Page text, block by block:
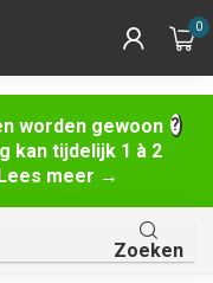
worden gewoon
kan tijdelijk 1 à 2
meer →
0
Zoeken